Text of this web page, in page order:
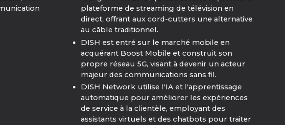
plateforme de streaming de télévision en
direct, offrant aux cord-cutters une alternative
au câble traditionnel.
DISH est entré sur le marché mobile en
acquérant Boost Mobile et construit son
propre réseau 5G, visant à devenir un acteur
majeur des communications sans fil.
DISH Network utilise l'IA et l'apprentissage
automatique pour améliorer les expériences
de service à la clientèle, employant des
assistants virtuels et des chatbots pour traiter